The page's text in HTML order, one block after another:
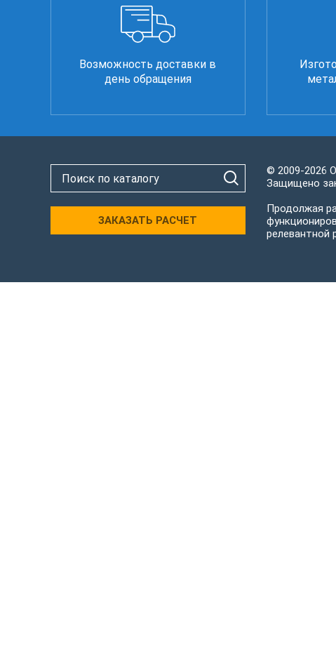
Возможность доставки в
день обращения
ЗАКАЗАТЬ РАСЧЕТ
© 2009-2026
Защищено
Продолжая
релевантной